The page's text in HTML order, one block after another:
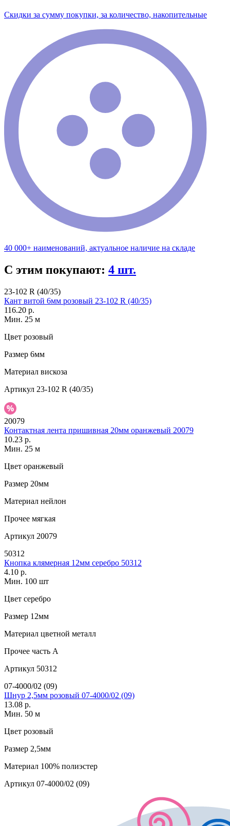
Скидки за сумму покупки, за количество, накопительные
40 000+ наименований, актуальное наличие на складе
С этим покупают: 4 шт.
23-102 R (40/35)
Кант витой 6мм розовый 23-102 R (40/35)
116.20 р.
Мин. 25 м
Цвет розовый
Размер 6мм
Материал вискоза
Артикул 23-102 R (40/35)
20079
Контактная лента пришивная 20мм оранжевый 20079
10.23 р.
Мин. 25 м
Цвет оранжевый
Размер 20мм
Материал нейлон
Прочее мягкая
Артикул 20079
50312
Кнопка клямерная 12мм серебро 50312
4.10 р.
Мин. 100 шт
Цвет серебро
Размер 12мм
Материал цветной металл
Прочее часть A
Артикул 50312
07-4000/02 (09)
Шнур 2,5мм розовый 07-4000/02 (09)
13.08 р.
Мин. 50 м
Цвет розовый
Размер 2,5мм
Материал 100% полиэстер
Артикул 07-4000/02 (09)